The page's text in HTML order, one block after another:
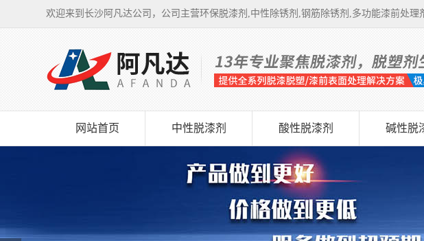
欢迎来到长沙阿凡达公司，公司主营环保脱漆剂,中性除锈剂,钢筋除锈剂,多功能漆前处理
网站首页 中性脱漆剂 酸性脱漆剂 碱性脱